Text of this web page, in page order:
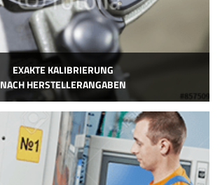
EXAKTE KALIBRIERUNG
NACH HERSTELLERANGABEN